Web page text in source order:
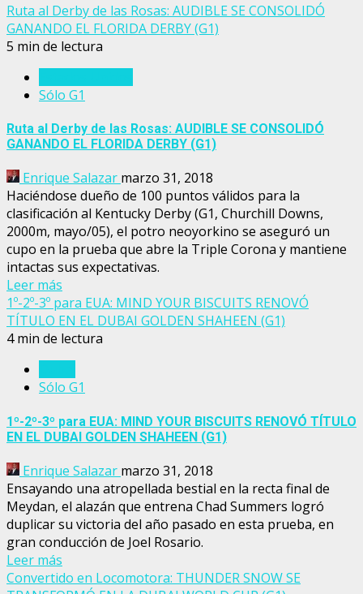
Ruta al Derby de las Rosas: AUDIBLE SE CONSOLIDÓ
GANANDO EL FLORIDA DERBY (G1)
5 min de lectura
Sólo G1
Ruta al Derby de las Rosas: AUDIBLE SE CONSOLIDÓ
GANANDO EL FLORIDA DERBY (G1)
Enrique Salazar marzo 31, 2018
Haciéndose dueño de 100 puntos válidos para la
clasificación al Kentucky Derby (G1, Churchill Downs,
2000m, mayo/05), el potro neoyorkino se aseguró un
cupo en la prueba que abre la Triple Corona y mantiene
intactas sus expectativas.
Leer más
1º-2º-3º para EUA: MIND YOUR BISCUITS RENOVÓ
TÍTULO EN EL DUBAI GOLDEN SHAHEEN (G1)
4 min de lectura
Sólo G1
1º-2º-3º para EUA: MIND YOUR BISCUITS RENOVÓ TÍTULO
EN EL DUBAI GOLDEN SHAHEEN (G1)
Enrique Salazar marzo 31, 2018
Ensayando una atropellada bestial en la recta final de
Meydan, el alazán que entrena Chad Summers logró
duplicar su victoria del año pasado en esta prueba, en
gran conducción de Joel Rosario.
Leer más
Convertido en Locomotora: THUNDER SNOW SE